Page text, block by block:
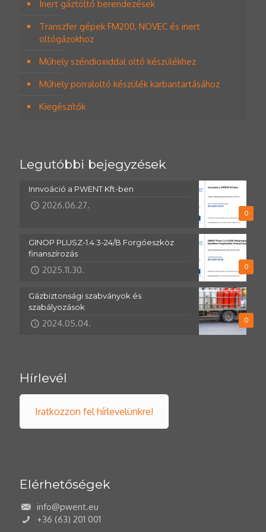
Inert gáztöltő berendezések
Transzfer gépek FM200, NOVEC és inert
oltógázokhoz
Műhely széndioxiddal oltó készülékhez
Műhely porraloltó készülék karbantartásához
Kiegészítők
Legutóbbi bejegyzések
0
Innvoáció a PWENT Kft-ben
2026.06.27.
0
GINOP PLUSZ-1.4.3-24/B Forgóeszköz
finanszírozás
2025.11.30.
0
Gázbiztonsági szabványok és
szabályozások
2024.05.04.
Hírlevél
Iratkozzon fel hírlevelünkre!
Elérhetőségek
info@pwent.eu
+36 (63) 201 001